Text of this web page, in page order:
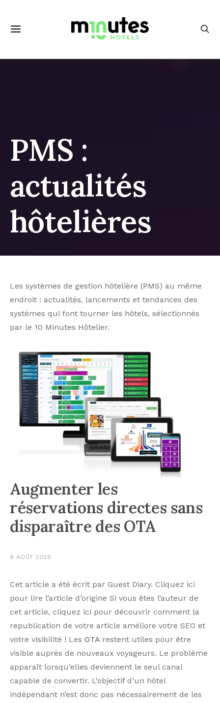
PMS :
actualités
hôtelières
Les systèmes de gestion hôtelière (PMS) au même
endroit : actualités, lancements et tendances des
systèmes qui font tourner les hôtels, sélectionnés
par le 10 Minutes Hôtelier.
Augmenter les
réservations directes sans
disparaître des OTA
8 AOÛT 2026
Cet article a été écrit par Guest Diary. Cliquez ici
pour lire l’article d’origine Si vous êtes l’auteur de
cet article, cliquez ici pour découvrir comment la
republication de votre article améliore votre SEO et
votre visibilité ! Les OTA restent utiles pour être
visible auprès de nouveaux voyageurs. Le problème
apparaît lorsqu’elles deviennent le seul canal
capable de convertir. L’objectif d’un hôtel
indépendant n’est donc pas nécessairement de les